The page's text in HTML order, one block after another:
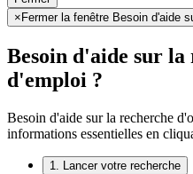
× Fermer la fenêtre Besoin d'aide
Besoin d'aide sur
d'emploi ?
Besoin d'aide sur la recherche
informations essentielles en
1. Lancer votre recherche